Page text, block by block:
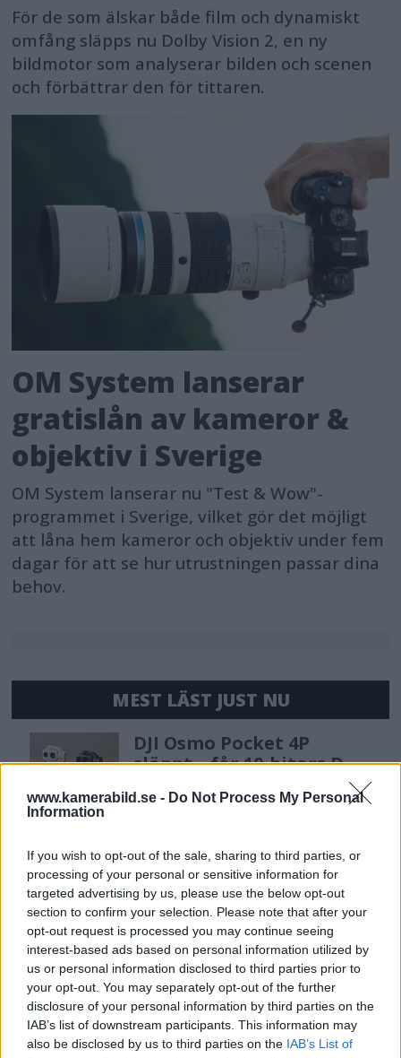
www.kamerabild.se - Do Not Process My Personal
Information
If you wish to opt-out of the sale, sharing to third parties, or
processing of your personal or sensitive information for
targeted advertising by us, please use the below opt-out
section to confirm your selection. Please note that after your
opt-out request is processed you may continue seeing
interest-based ads based on personal information utilized by
us or personal information disclosed to third parties prior to
your opt-out. You may separately opt-out of the further
disclosure of your personal information by third parties on the
IAB’s list of downstream participants. This information may
also be disclosed by us to third parties on the IAB’s List of
För de som älskar både film och dynamiskt
omfång släpps nu Dolby Vision 2, en ny
bildmotor som analyserar bilden och scenen
och förbättrar den för tittaren.
OM System lanserar
gratislån av kameror &
objektiv i Sverige
OM System lanserar nu "Test & Wow"-
programmet i Sverige, vilket gör det möjligt
att låna hem kameror och objektiv under fem
dagar för att se hur utrustningen passar dina
behov.
MEST LÄST JUST NU
DJI Osmo Pocket 4P
släppt – får 10-bitars D-
Sony lägger bud på
Tamron – kan vara värt
12 miljarder kronor
OM System lanserar
gratislån av kameror &
objektiv i Sverige